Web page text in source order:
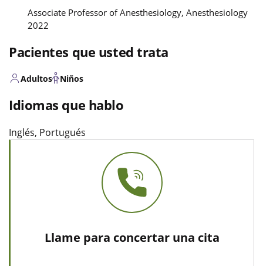
Associate Professor of Anesthesiology, Anesthesiology
2022
Pacientes que usted trata
Adultos Niños
Idiomas que hablo
Inglés, Portugués
Llame para concertar una cita